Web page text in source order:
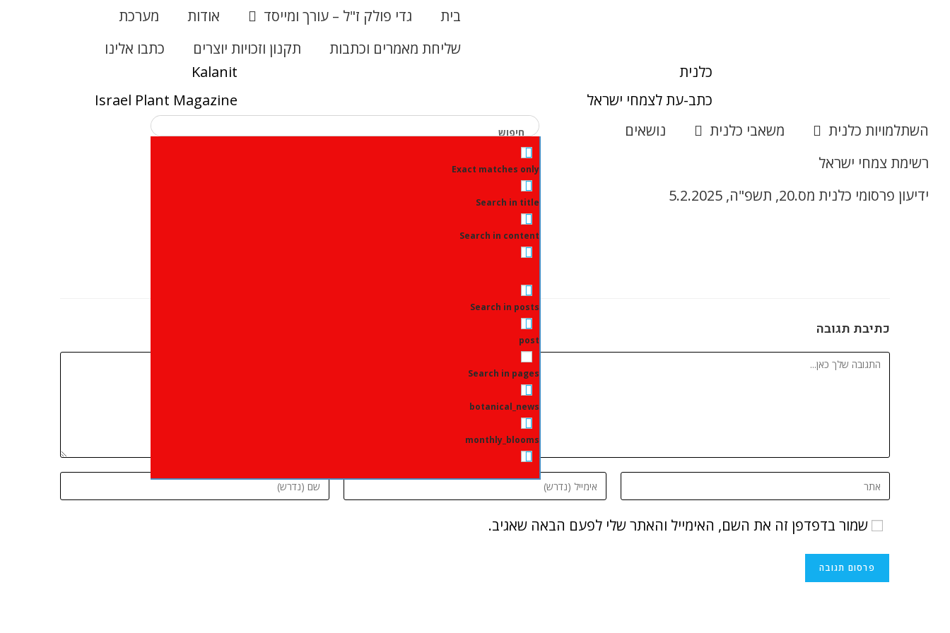
בית גדי פולק ז"ל – עורך ומייסד אודות
מערכת
שליחת מאמרים וכתבות
תקנון וזכויות יוצרים
כתבו אלינו
כלנית
כתב-עת לצמחי ישראל
Kalanit
Israel Plant Magazine
השתלמויות כלנית
משאבי כלנית
נושאים
רשימת צמחי ישראל
ידיעון פרסומי כלנית מס.20, תשפ"ה, 5.2.2025
Exact matches only
Search in title
Search in content
Search in posts
post
Search in pages
botanical_news
monthly_blooms
כתיבת תגובה
שמור בדפדפן זה את השם, האימייל והאתר שלי לפעם הבאה שאגיב.